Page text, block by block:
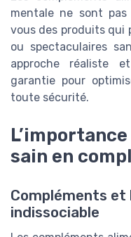
mentale ne sont pas
vous des produits qui
ou spectaculaires
approche réaliste
garantie pour
toute sécurité.
sain en
Compléments et
indissociable